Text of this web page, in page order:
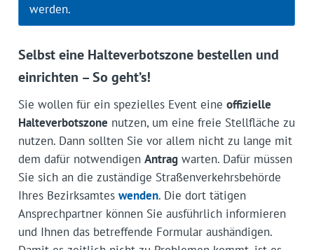
werden.
Selbst eine Halteverbotszone bestellen und
einrichten – So geht’s!
Sie wollen für ein spezielles Event eine offizielle
Halteverbotszone nutzen, um eine freie Stellfläche zu
nutzen. Dann sollten Sie vor allem nicht zu lange mit
dem dafür notwendigen Antragwarten. Dafür müssen
Sie sich an die zuständige Straßenverkehrsbehörde
Ihres Bezirksamtes wenden. Die dort tätigen
Ansprechpartner können Sie ausführlich informieren
und Ihnen das betreffende Formular aushändigen.